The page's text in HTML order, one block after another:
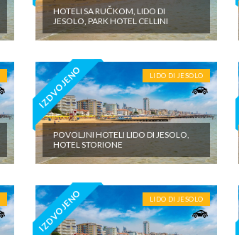
HOTELI SA RUČKOM, LIDO DI
JESOLO, PARK HOTEL CELLINI
IZDVOJENO LIDO DI JESOLO
POVOLJNI HOTELI LIDO DI JESOLO,
HOTEL STORIONE
IZDVOJENO LIDO DI JESOLO